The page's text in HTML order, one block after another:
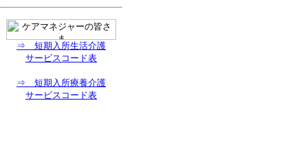
⇒ 短期入所生活介護
サービスコード表
⇒ 短期入所療養介護
サービスコード表